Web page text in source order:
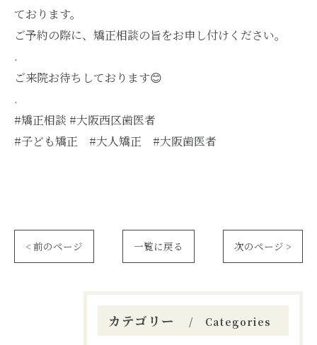
ております。
ご予約の際に、矯正相談の旨をお申し付けください。
.
ご来院お待ちしております😊
.
#矯正相談 #大阪西区歯医者
#子ども矯正 #大人矯正 #大阪歯医者
< 前のページ 一覧に戻る 次のページ >
カテゴリー Categories